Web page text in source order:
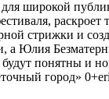
широкой
стрижки и
Юлия
понятны и
город»